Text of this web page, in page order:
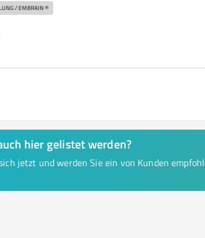
/ EMBRAIN ®
hier gelistet werden?
jetzt und werden Sie ein von Kunden